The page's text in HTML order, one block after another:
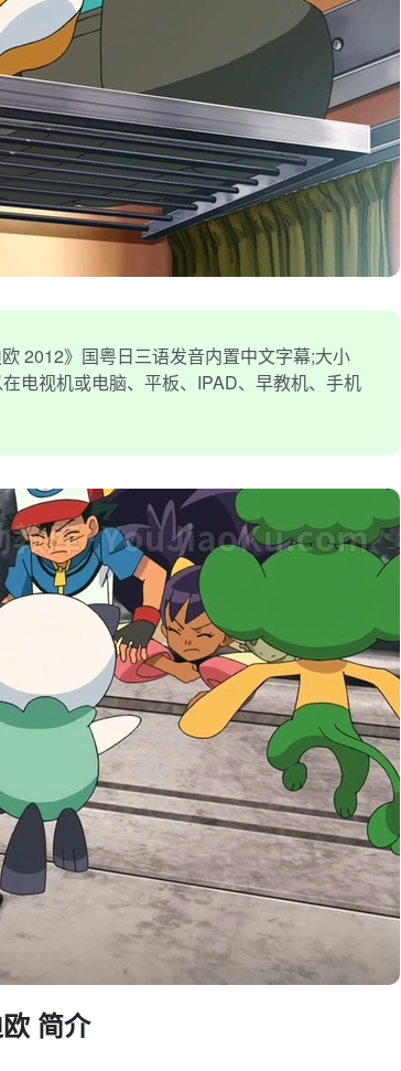
2012》国粤日三语发音内置中文字幕;大小
电视机或电脑、平板、IPAD、早教机、手机
简介